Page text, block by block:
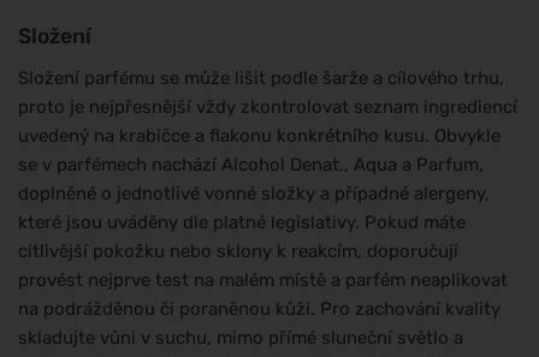
Složení
Složení parfému se může lišit podle šarže a cílového trhu,
proto je nejpřesnější vždy zkontrolovat seznam ingrediencí
uvedený na krabičce a flakonu konkrétního kusu. Obvykle
se v parfémech nachází Alcohol Denat., Aqua a Parfum,
doplněné o jednotlivé vonné složky a případné alergeny,
které jsou uváděny dle platné legislativy. Pokud máte
citlivější pokožku nebo sklony k reakcím, doporučuji
provést nejprve test na malém místě a parfém neaplikovat
na podrážděnou či poraněnou kůži. Pro zachování kvality
skladujte vůni v suchu, mimo přímé sluneční světlo a